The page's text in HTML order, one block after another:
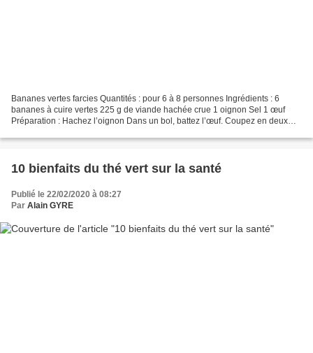
Bananes vertes farcies Quantités : pour 6 à 8 personnes Ingrédients : 6
bananes à cuire vertes 225 g de viande hachée crue 1 oignon Sel 1 œuf
Préparation : Hachez l’oignon Dans un bol, battez l’œuf. Coupez en deux
10 bienfaits du thé vert sur la santé
Publié le 22/02/2020 à 08:27
Par Alain GYRE